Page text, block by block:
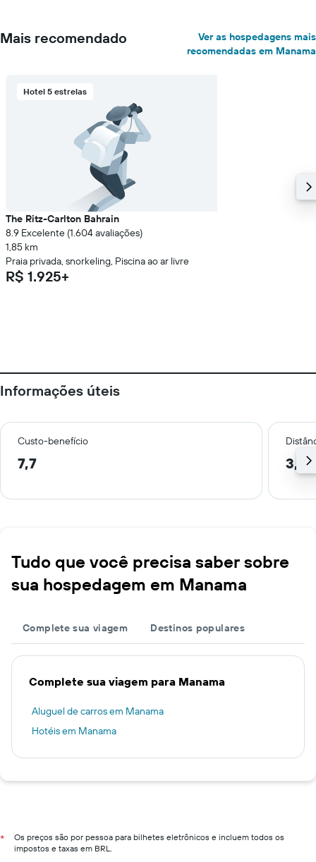
Mais recomendado
Ver as hospedagens mais
recomendadas em Manama
Hotel 5 estrelas
The Ritz-Carlton Bahrain
8.9 Excelente (1.604 avaliações)
1,85 km
Praia privada, snorkeling, Piscina ao ar livre
R$ 1.925+
Informações úteis
Custo-benefício
7,7 3,7
Tudo que você precisa saber sobre
sua hospedagem em Manama
Complete sua viagem Destinos populares
Complete sua viagem para Manama
Aluguel de carros em Manama
Hotéis em Manama
*
Os preços são por pessoa para bilhetes eletrônicos e incluem todos os
impostos e taxas em BRL.